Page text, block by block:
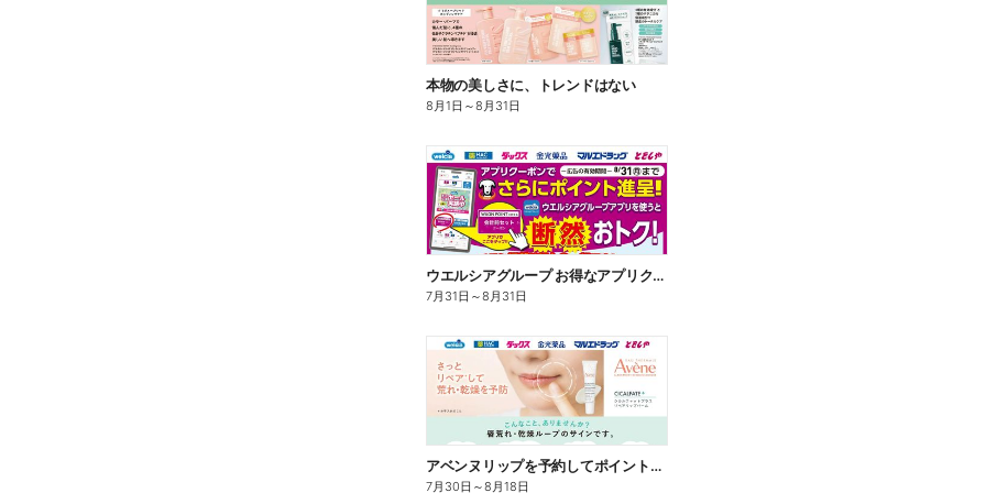
本物の美しさに、トレンドはない
8月1日 ～8月31日
ウエルシアグループ お得なアプリクーポン
7月31日 ～8月31日
アベンヌリップを予約してポイントゲット!
7月30日 ～8月18日